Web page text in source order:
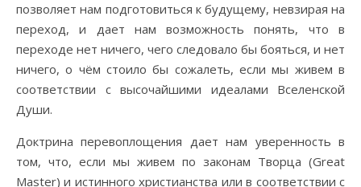
позволяет нам подготовиться к будущему, невзирая на
переход, и дает нам возможность понять, что в
переходе нет ничего, чего следовало бы бояться, и нет
ничего, о чём стоило бы сожалеть, если мы живем в
соответствии с высочайшими идеалами Вселенской
Души.
Доктрина перевоплощения дает нам уверенность в
том, что, если мы живем по законам Творца (Great
Master) и истинного христианства или в соответствии с